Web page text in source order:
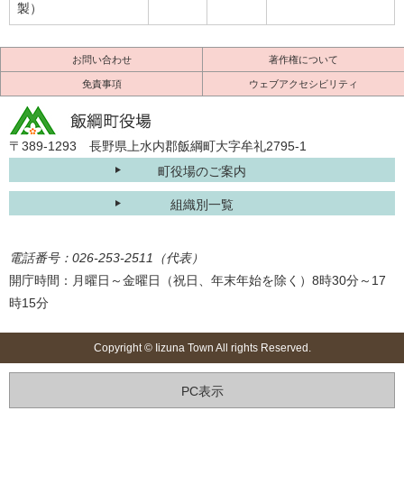
製）
お問い合わせ 著作権について
免責事項 ウェブアクセシビリティ
〒389-1293 長野県上水内郡飯綱町大字牟礼2795-1
町役場のご案内
組織別一覧
電話番号：026-253-2511（代表）
開庁時間：月曜日～金曜日（祝日、年末年始を除く）8時30分～17
時15分
Copyright © Iizuna Town All rights Reserved.
PC表示